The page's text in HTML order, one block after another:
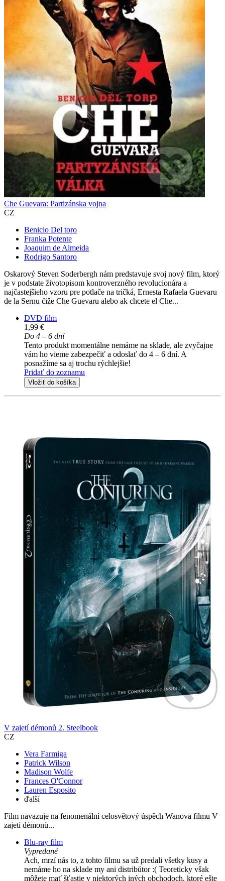
Che Guevara: Partizánska vojna
CZ
Benicio Del toro
Franka Potente
Joaquim de Almeida
Rodrigo Santoro
Oskarový Steven Soderbergh nám predstavuje svoj nový film, ktorý
je v podstate životopisom kontroverzného revolucionára a
najčastejšieho vzoru pre potlače na tričká, Ernesta Rafaela Guevaru
de la Sernu čiže Che Guevaru alebo ak chcete el Che...
DVD film
1,99 €
Do 4 – 6 dní
Tento produkt momentálne nemáme na sklade, ale zvyčajne
vám ho vieme zabezpečiť a odoslať do 4 – 6 dní. A
posnažíme sa aj trochu rýchlejšie!
Pridať do zoznamu
Vložiť do košíka
V zajetí démonů 2. Steelbook
CZ
Vera Farmiga
Patrick Wilson
Madison Wolfe
Frances O'Connor
Lauren Esposito
ďalší
Film navazuje na fenomenální celosvětový úspěch Wanova filmu V
zajetí démonů...
Blu-ray film
Vypredané
Ach, mrzí nás to, z tohto filmu sa už predali všetky kusy a
nemáme ho na sklade my ani distribútor :( Teoreticky však
môžete mať šťastie v niektorých iných obchodoch, ktoré ešte